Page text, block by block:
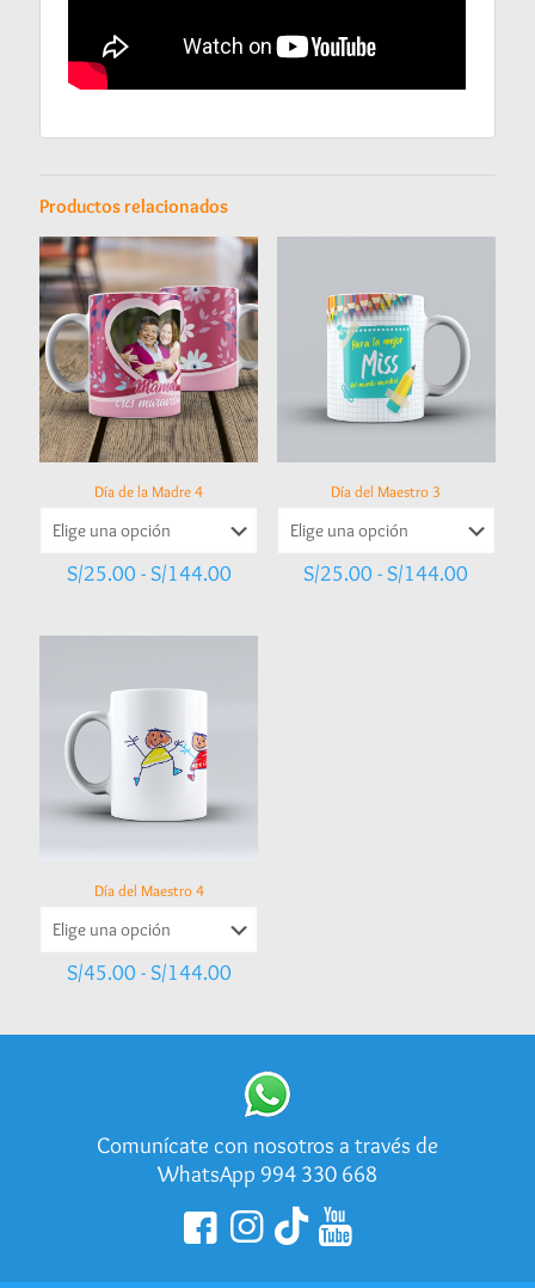
Productos relacionados
Día de la Madre 4
S/25.00 - S/144.00Rango
desde
Día del Maestro 3
S/25.00 - S/144.00
Día del Maestro 4
S/45.00 - S/144.00Rango
desde
hasta
S/144.00
Comunícate con nosotros a través de
WhatsApp 994 330 668